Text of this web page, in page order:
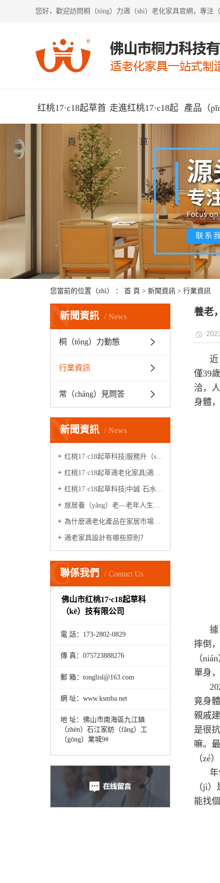
您好，歡迎訪問桐（tóng）力適（shì）老化家具官網，專注
红桃17·c18起草首
頁
走進红桃17·c18起
草
產品（
您當前的位置（zhì） ： 首 頁 > 新聞資訊 > 行業資訊
新聞資訊 News
N
桐（tóng）力動態
行業資訊
常（cháng）見問答
新聞資訊 News
N
红桃17·c18起草科技|服務升（shēng）級
红桃17·c18起草適老化家具|適老化（huà）體驗中心
红桃17·c18起草科技|中誠·石水源（案例）
旅居養（yǎng）老—老年人生活新模式
為什麽適老化產品在家居市場很少見？
適老家具設計有哪些原則？
聯係我們 Contact Us
C
佛山市红桃17·c18起草科
（kē）技有限公司
電 話：173-2802-0829
傳 真：075723888276
郵 箱：tonglisl@163.com
網 址：www.ksmba.net
地 址：佛山市南海區九江鎮
（zhèn）石江家紡（fǎng）工
（gōng）業城9#
養老
僅39
洽，
身體
摔倒
（
單身
竟身
親戚
是很
嘛。
（zé
（jì
能找